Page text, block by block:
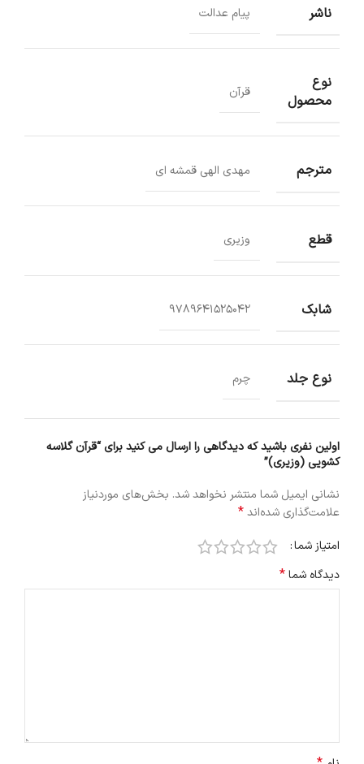
ناشر پیام عدالت
نوع
محصول
قرآن
مترجم مهدی الهی قمشه ای
قطع وزیری
شابک 9789641525042
نوع جلد چرم
اولین نفری باشید که دیدگاهی را ارسال می کنید برای “قرآن گلاسه
کشویی (وزیری)”
نشانی ایمیل شما منتشر نخواهد شد. بخش‌های موردنیاز
علامت‌گذاری شده‌اند*
امتیاز شما
دیدگاه شما*